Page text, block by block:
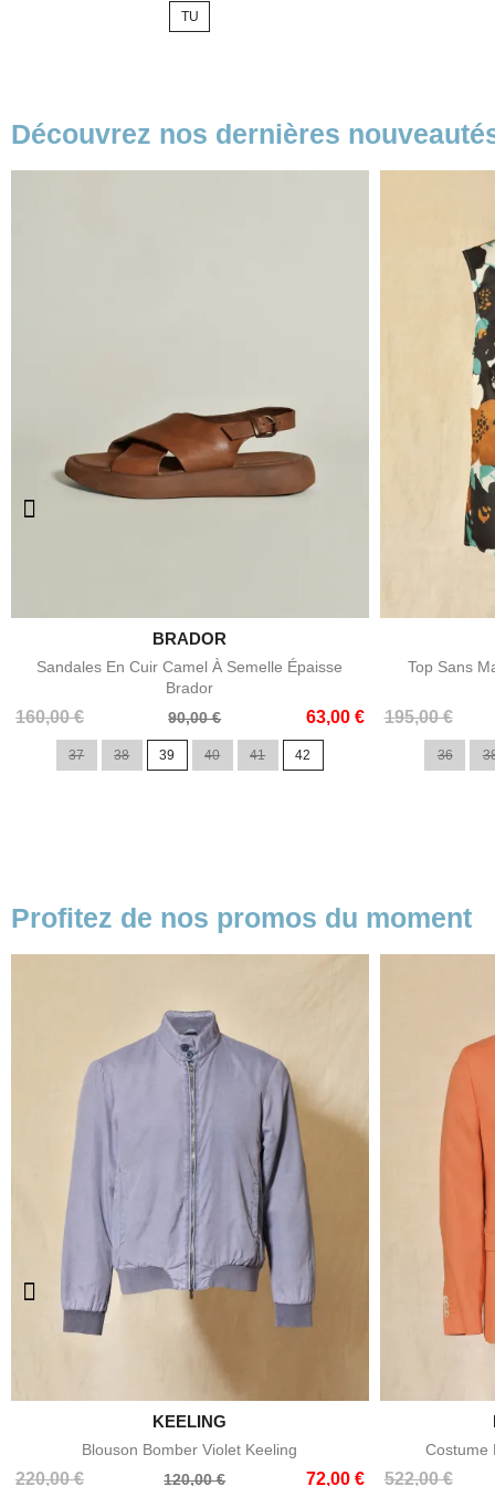
TU
Découvrez nos dernières
Aperçu rapide
BRADOR
Sandales En Cuir Camel À Semelle Épaisse
Brador
160,00 €
Prix
90,00 € 63,00 €
Prix
37 38 39 40 41 42
Top Sans
195,00 €
Prix
Prix
36
Profitez de nos promos du moment
Aperçu rapide
KEELING
Blouson Bomber Violet Keeling
220,00 €
Prix 120,00 € 72,00 €
Prix
Costume
522,00 €
Prix
Prix